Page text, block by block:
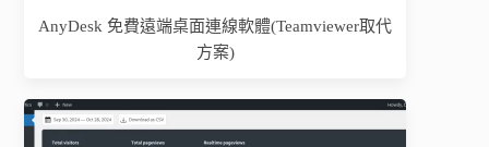
AnyDesk 免費遠端桌面連線軟體(Teamviewer取代
方案)